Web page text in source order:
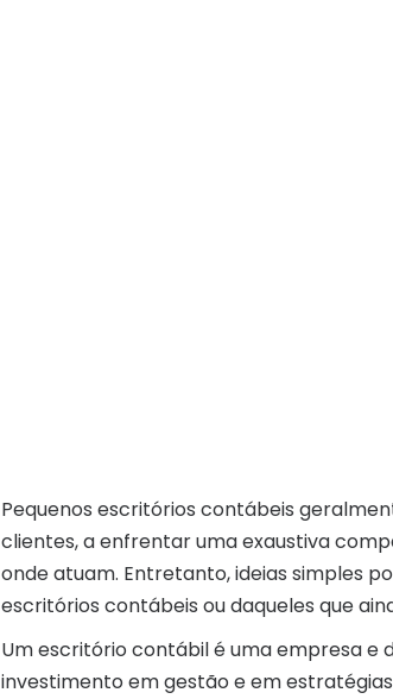
Pequenos escritórios contábeis
clientes, a enfrentar uma exaustiva
onde atuam. Entretanto, ideias simples
escritórios contábeis ou daqueles que
Um escritório contábil é uma empresa e
investimento em gestão e em